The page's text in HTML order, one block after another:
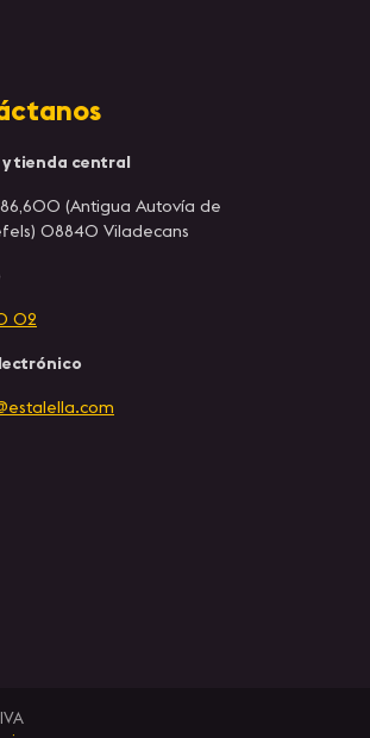
tienda central
(Antigua Autovía de
08840 Viladecans
02